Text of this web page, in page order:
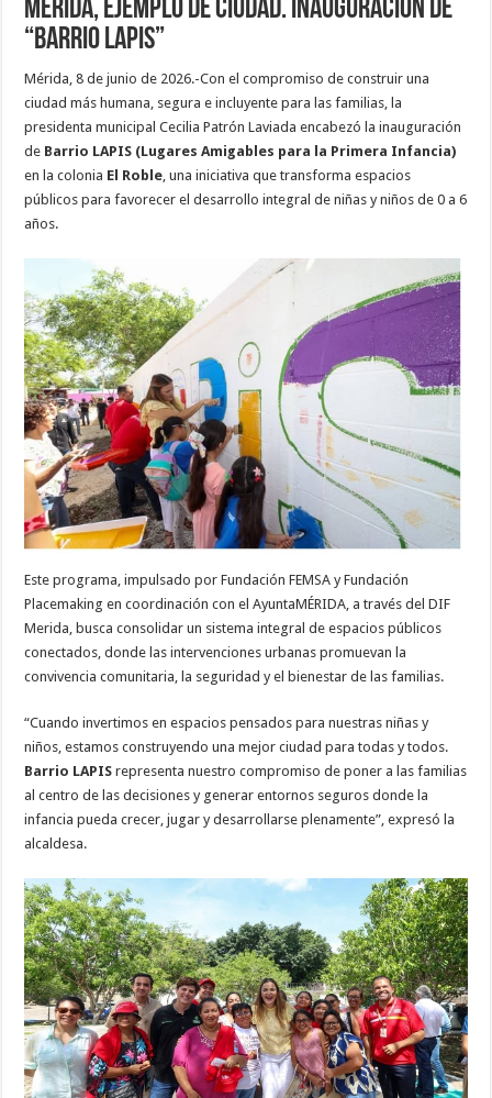
Mérida, ejemplo de ciudad. Inauguración de
“Barrio LAPIS”
Mérida, 8 de junio de 2026.-Con el compromiso de construir una
ciudad más humana, segura e incluyente para las familias, la
presidenta municipal Cecilia Patrón Laviada encabezó la inauguración
de Barrio LAPIS (Lugares Amigables para la Primera Infancia)
en la colonia El Roble, una iniciativa que transforma espacios
públicos para favorecer el desarrollo integral de niñas y niños de 0 a 6
años.
Este programa, impulsado por Fundación FEMSA y Fundación
Placemaking en coordinación con el AyuntaMÉRIDA, a través del DIF
Merida, busca consolidar un sistema integral de espacios públicos
conectados, donde las intervenciones urbanas promuevan la
convivencia comunitaria, la seguridad y el bienestar de las familias.
“Cuando invertimos en espacios pensados para nuestras niñas y
niños, estamos construyendo una mejor ciudad para todas y todos.
Barrio LAPIS representa nuestro compromiso de poner a las familias
al centro de las decisiones y generar entornos seguros donde la
infancia pueda crecer, jugar y desarrollarse plenamente”, expresó la
alcaldesa.